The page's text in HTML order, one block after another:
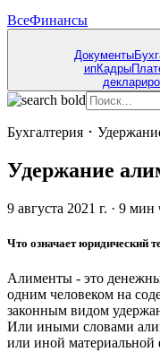
ВсеФинансы
Документы
ипКадры
Бухгалтерия ･
Удержание
9 августа 2021 г. · 9 мин
Что означает юридический
Алименты - это
одним человеком на
законным видом
Или иными словами
или иной материальной